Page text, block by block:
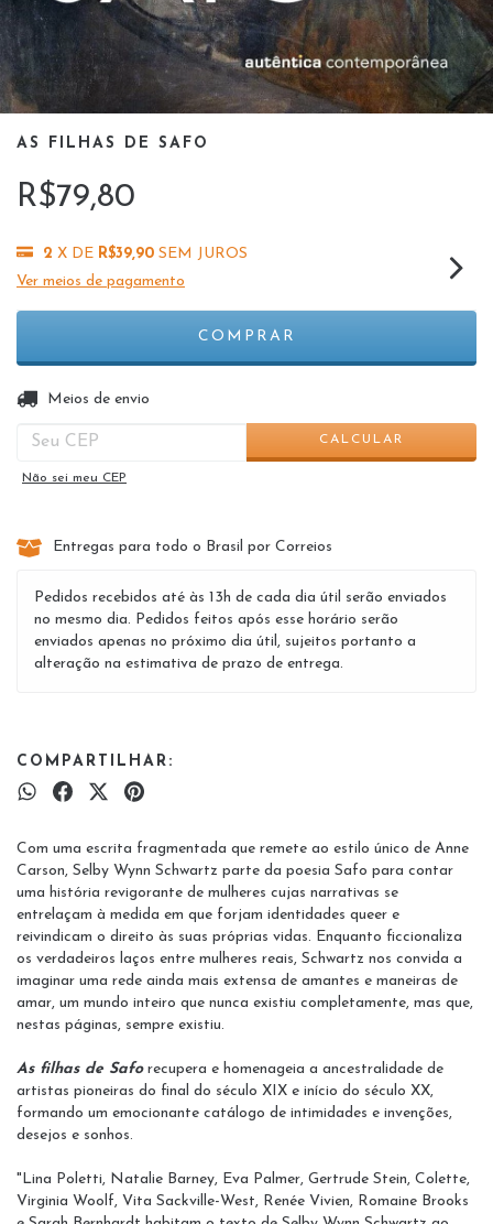
AS FILHAS DE SAFO
R$79,80
2 X DE R$39,90 SEM JUROS
Ver meios de pagamento
Entregas para o CEP:
Meios de envio
CALCULAR
Não sei meu CEP
Entregas para todo o Brasil por Correios
Pedidos recebidos até às 13h de cada dia útil serão enviados
no mesmo dia. Pedidos feitos após esse horário serão
enviados apenas no próximo dia útil, sujeitos portanto a
alteração na estimativa de prazo de entrega.
COMPARTILHAR:
Com uma escrita fragmentada que remete ao estilo único de Anne
Carson, Selby Wynn Schwartz parte da poesia Safo para contar
uma história revigorante de mulheres cujas narrativas se
entrelaçam à medida em que forjam identidades queer e
reivindicam o direito às suas próprias vidas. Enquanto ficcionaliza
os verdadeiros laços entre mulheres reais, Schwartz nos convida a
imaginar uma rede ainda mais extensa de amantes e maneiras de
amar, um mundo inteiro que nunca existiu completamente, mas que,
nestas páginas, sempre existiu.
As filhas de Saforecupera e homenageia a ancestralidade de
artistas pioneiras do final do século XIX e início do século XX,
formando um emocionante catálogo de intimidades e invenções,
desejos e sonhos.
"Lina Poletti, Natalie Barney, Eva Palmer, Gertrude Stein, Colette,
Virginia Woolf, Vita Sackville-West, Renée Vivien, Romaine Brooks